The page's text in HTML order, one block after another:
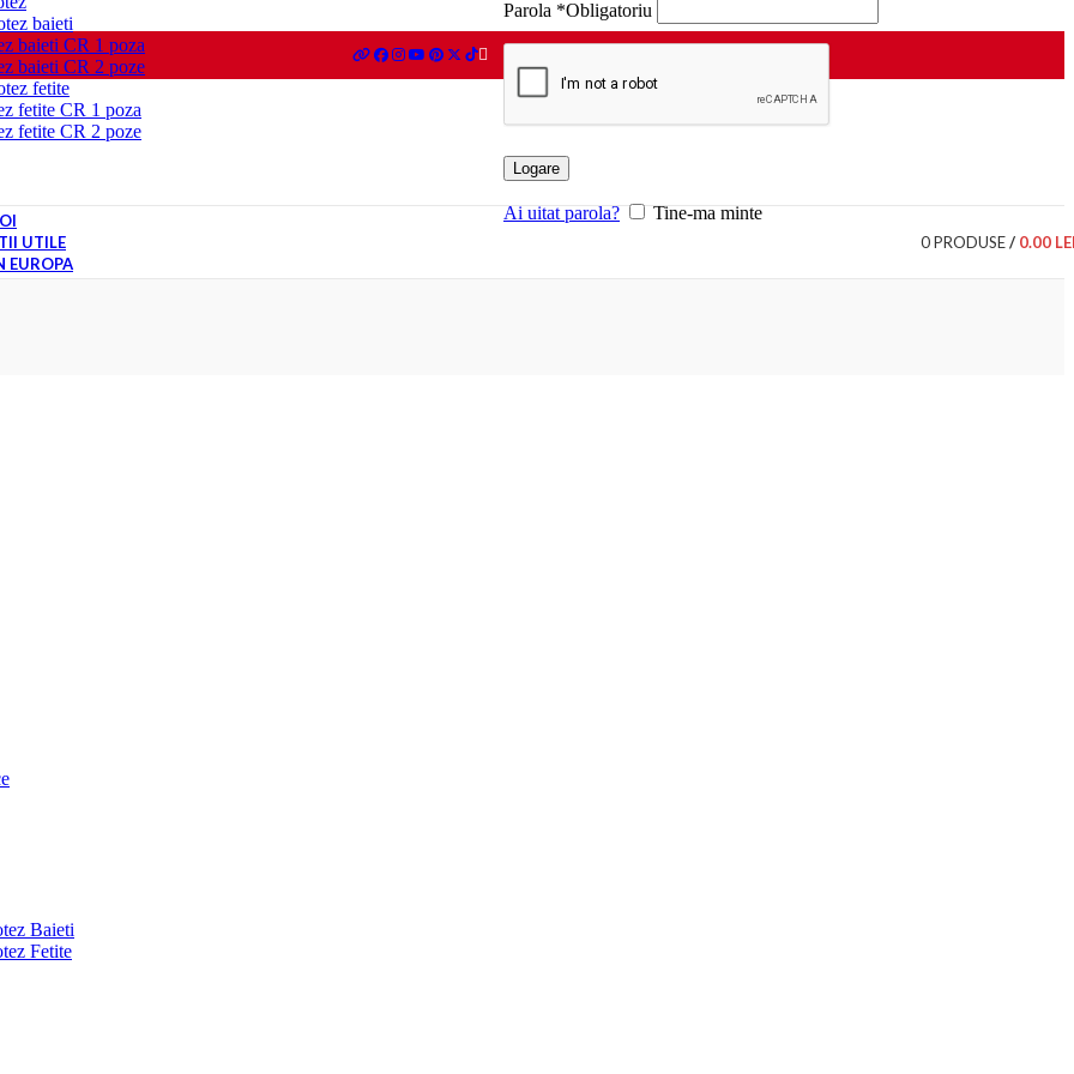
Parola *Obligatoriu
Logare
Ai uitat parola? Tine-ma minte
baieti
baieti CR 1 poza
baieti CR 2 poze
fetite
fetite CR 1 poza
fetite CR 2 poze
Baieti
Fetite
UTILE
EUROPA
0PRODUSE/ 0.00